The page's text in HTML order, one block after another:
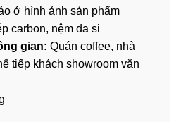
ở hình ảnh sản phẩm
carbon, nệm da si
gian: Quán coffee, nhà
tiếp khách showroom văn